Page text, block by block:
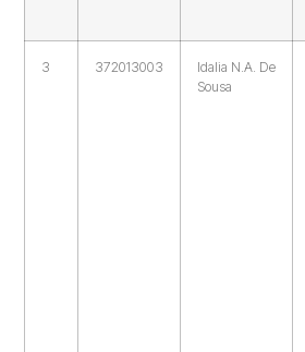
3 372013003
Idalia N.A. De
Sousa